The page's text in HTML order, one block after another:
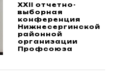
XXII отчетно-
выборная
конференция
Нижнесергинской
районной
организации
Профсоюза